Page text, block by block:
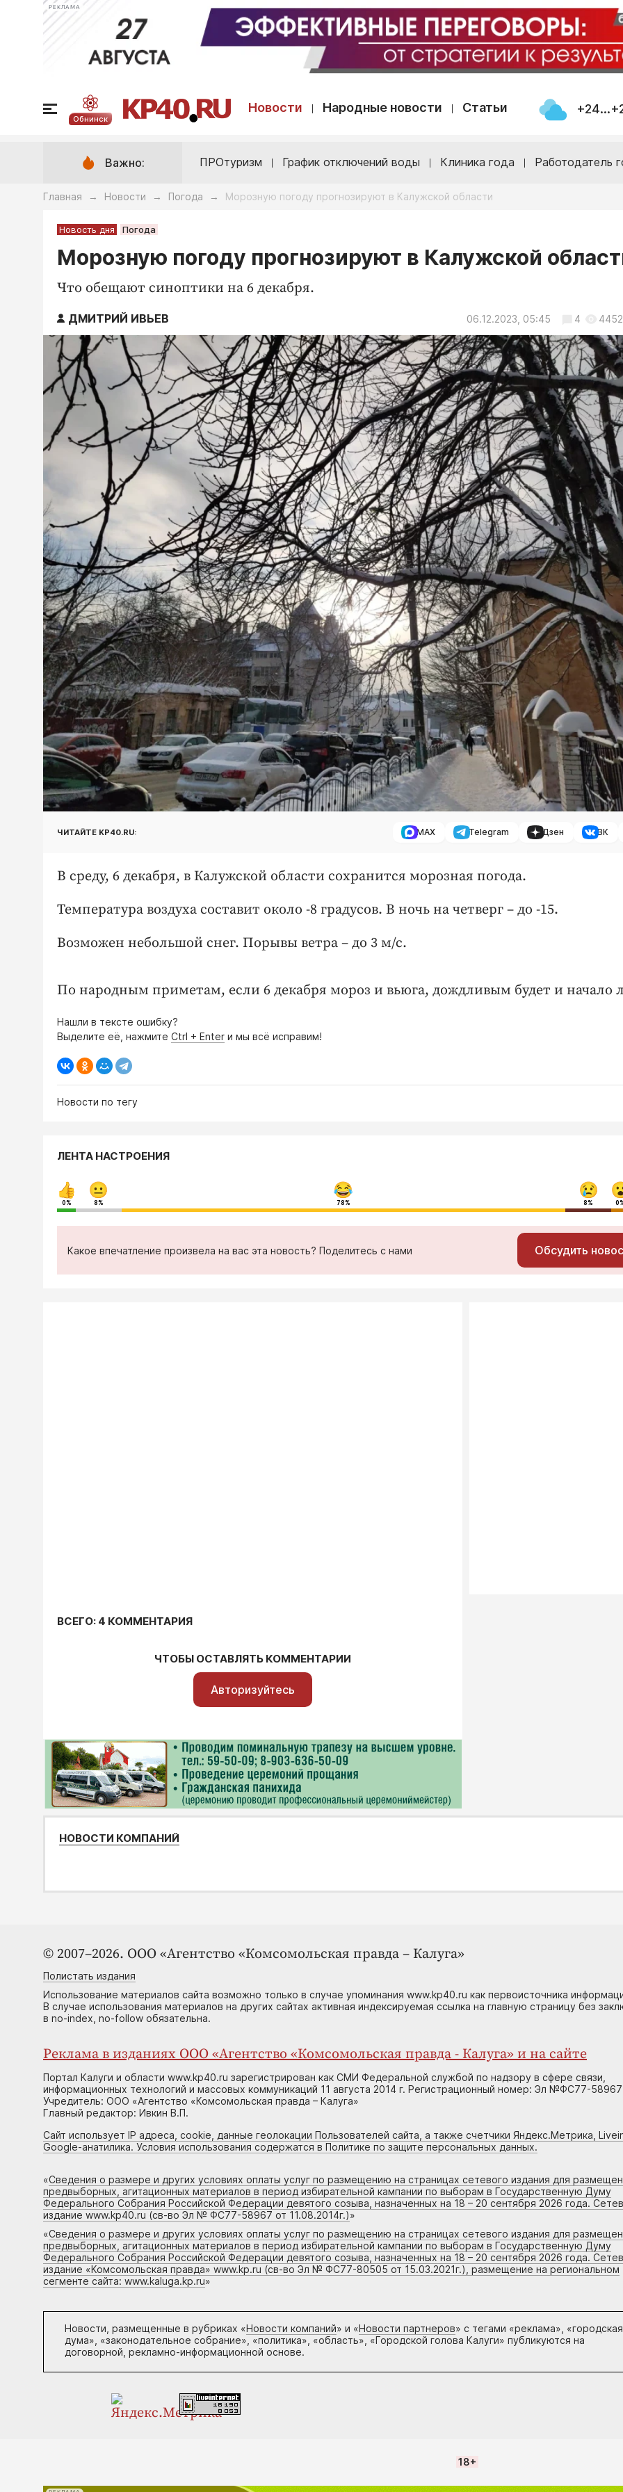
РЕКЛАМА
Обнинск
Новости Народные новости Статьи
Важно: ПРОтуризм График отключений воды Клиника года Работодатель
Главная → Новости → Погода → Морозную погоду прогнозируют в Калужской области
Новость дня Погода
Морозную погоду прогнозируют в Калужской
Что обещают синоптики на 6 декабря.
ДМИТРИЙ ИВЬЕВ 06.12.2023, 05:45 4 4452
ЧИТАЙТЕ KP40.RU: MAX Telegram Дзен ВК
В среду, 6 декабря, в Калужской области сохранится морозная погода.
Температура воздуха составит около -8 градусов. В ночь на четверг – до -15.
Возможен небольшой снег. Порывы ветра – до 3 м/с.
По народным приметам, если 6 декабря мороз и вьюга, дождливым будет и начало
Нашли в тексте ошибку?
Выделите её, нажмите Ctrl + Enter и мы всё исправим!
Новости по тегу
ЛЕНТА НАСТРОЕНИЯ
0% 8% 78% 8%
Какое впечатление произвела на вас эта новость? Поделитесь с нами Обсудить
ВСЕГО: 4 КОММЕНТАРИЯ
ЧТОБЫ ОСТАВЛЯТЬ КОММЕНТАРИИ
Авторизуйтесь
НОВОСТИ КОМПАНИЙ
© 2007–2026. ООО «Агентство «Комсомольская правда – Калуга»
Полистать издания
Использование материалов сайта возможно только в случае упоминания www.kp40.ru как первоисточника
В случае использования материалов на других сайтах активная индексируемая ссылка на главную страницу без
в no-index, no-follow обязательна.
Реклама в изданиях ООО «Агентство «Комсомольская правда - Калуга» и на сайте
Портал Калуги и области www.kp40.ru зарегистрирован как СМИ Федеральной службой по надзору в сфере связи,
информационных технологий и массовых коммуникаций 11 августа 2014 г. Регистрационный номер: Эл №ФС77-58967
Учредитель: ООО «Агентство «Комсомольская правда – Калуга»
Главный редактор: Ивкин В.П.
Сайт использует IP адреса, cookie, данные геолокации Пользователей сайта, а также счетчики Яндекс.Метрика,
Google-анатилика. Условия использования содержатся в Политике по защите персональных данных.
«Сведения о размере и других условиях оплаты услуг по размещению на страницах сетевого издания для
предвыборных, агитационных материалов в период избирательной кампании по выборам в Государственную Думу
Федерального Собрания Российской Федерации девятого созыва, назначенных на 18 – 20 сентября 2026 года.
издание www.kp40.ru (св-во Эл № ФС77-58967 от 11.08.2014г.)»
«Сведения о размере и других условиях оплаты услуг по размещению на страницах сетевого издания для
предвыборных, агитационных материалов в период избирательной кампании по выборам в Государственную Думу
Федерального Собрания Российской Федерации девятого созыва, назначенных на 18 – 20 сентября 2026 года.
издание «Комсомольская правда» www.kp.ru (св-во Эл № ФС77-80505 от 15.03.2021г.), размещение на региональном
сегменте сайта: www.kaluga.kp.ru»
Новости, размещенные в рубриках «Новости компаний» и «Новости партнеров» с тегами «реклама», «городская
дума», «законодательное собрание», «политика», «область», «Городской голова Калуги» публикуются на
договорной, рекламно-информационной основе.
18+